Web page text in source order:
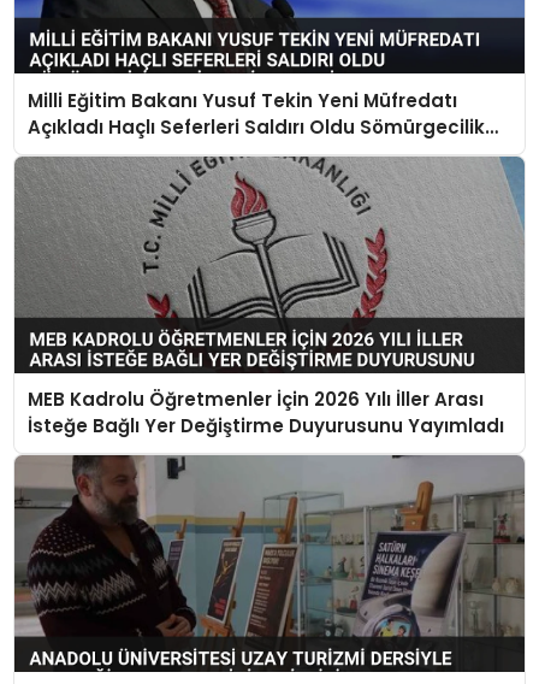
Milli Eğitim Bakanı Yusuf Tekin Yeni Müfredatı
Açıkladı Haçlı Seferleri Saldırı Oldu Sömürgecilik
Keşif Yerine Geçti
MEB Kadrolu Öğretmenler İçin 2026 Yılı İller Arası
İsteğe Bağlı Yer Değiştirme Duyurusunu Yayımladı